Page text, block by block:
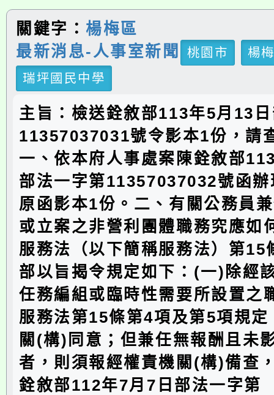
關鍵字： 楊梅區
最新消息-人事室新聞
桃園市
楊
瑞坪國民中學
主旨：檢送銓敘部113年5月13
11357037031號令影本1份，請
一、依本府人事處案陳銓敘部
部法一字第11357037032號函
原函影本1份。二、有關公務員
或立案之非營利團體職務究應如
服務法（以下簡稱服務法）第15
部以旨揭令規定如下：(一)除經
任務編組或臨時性需要所設置之
服務法第15條第4項及第5項規定
關(構)同意；但兼任無報酬且未
者，則須報經權責機關(構)備查
銓敘部112年7月7日部法一字第